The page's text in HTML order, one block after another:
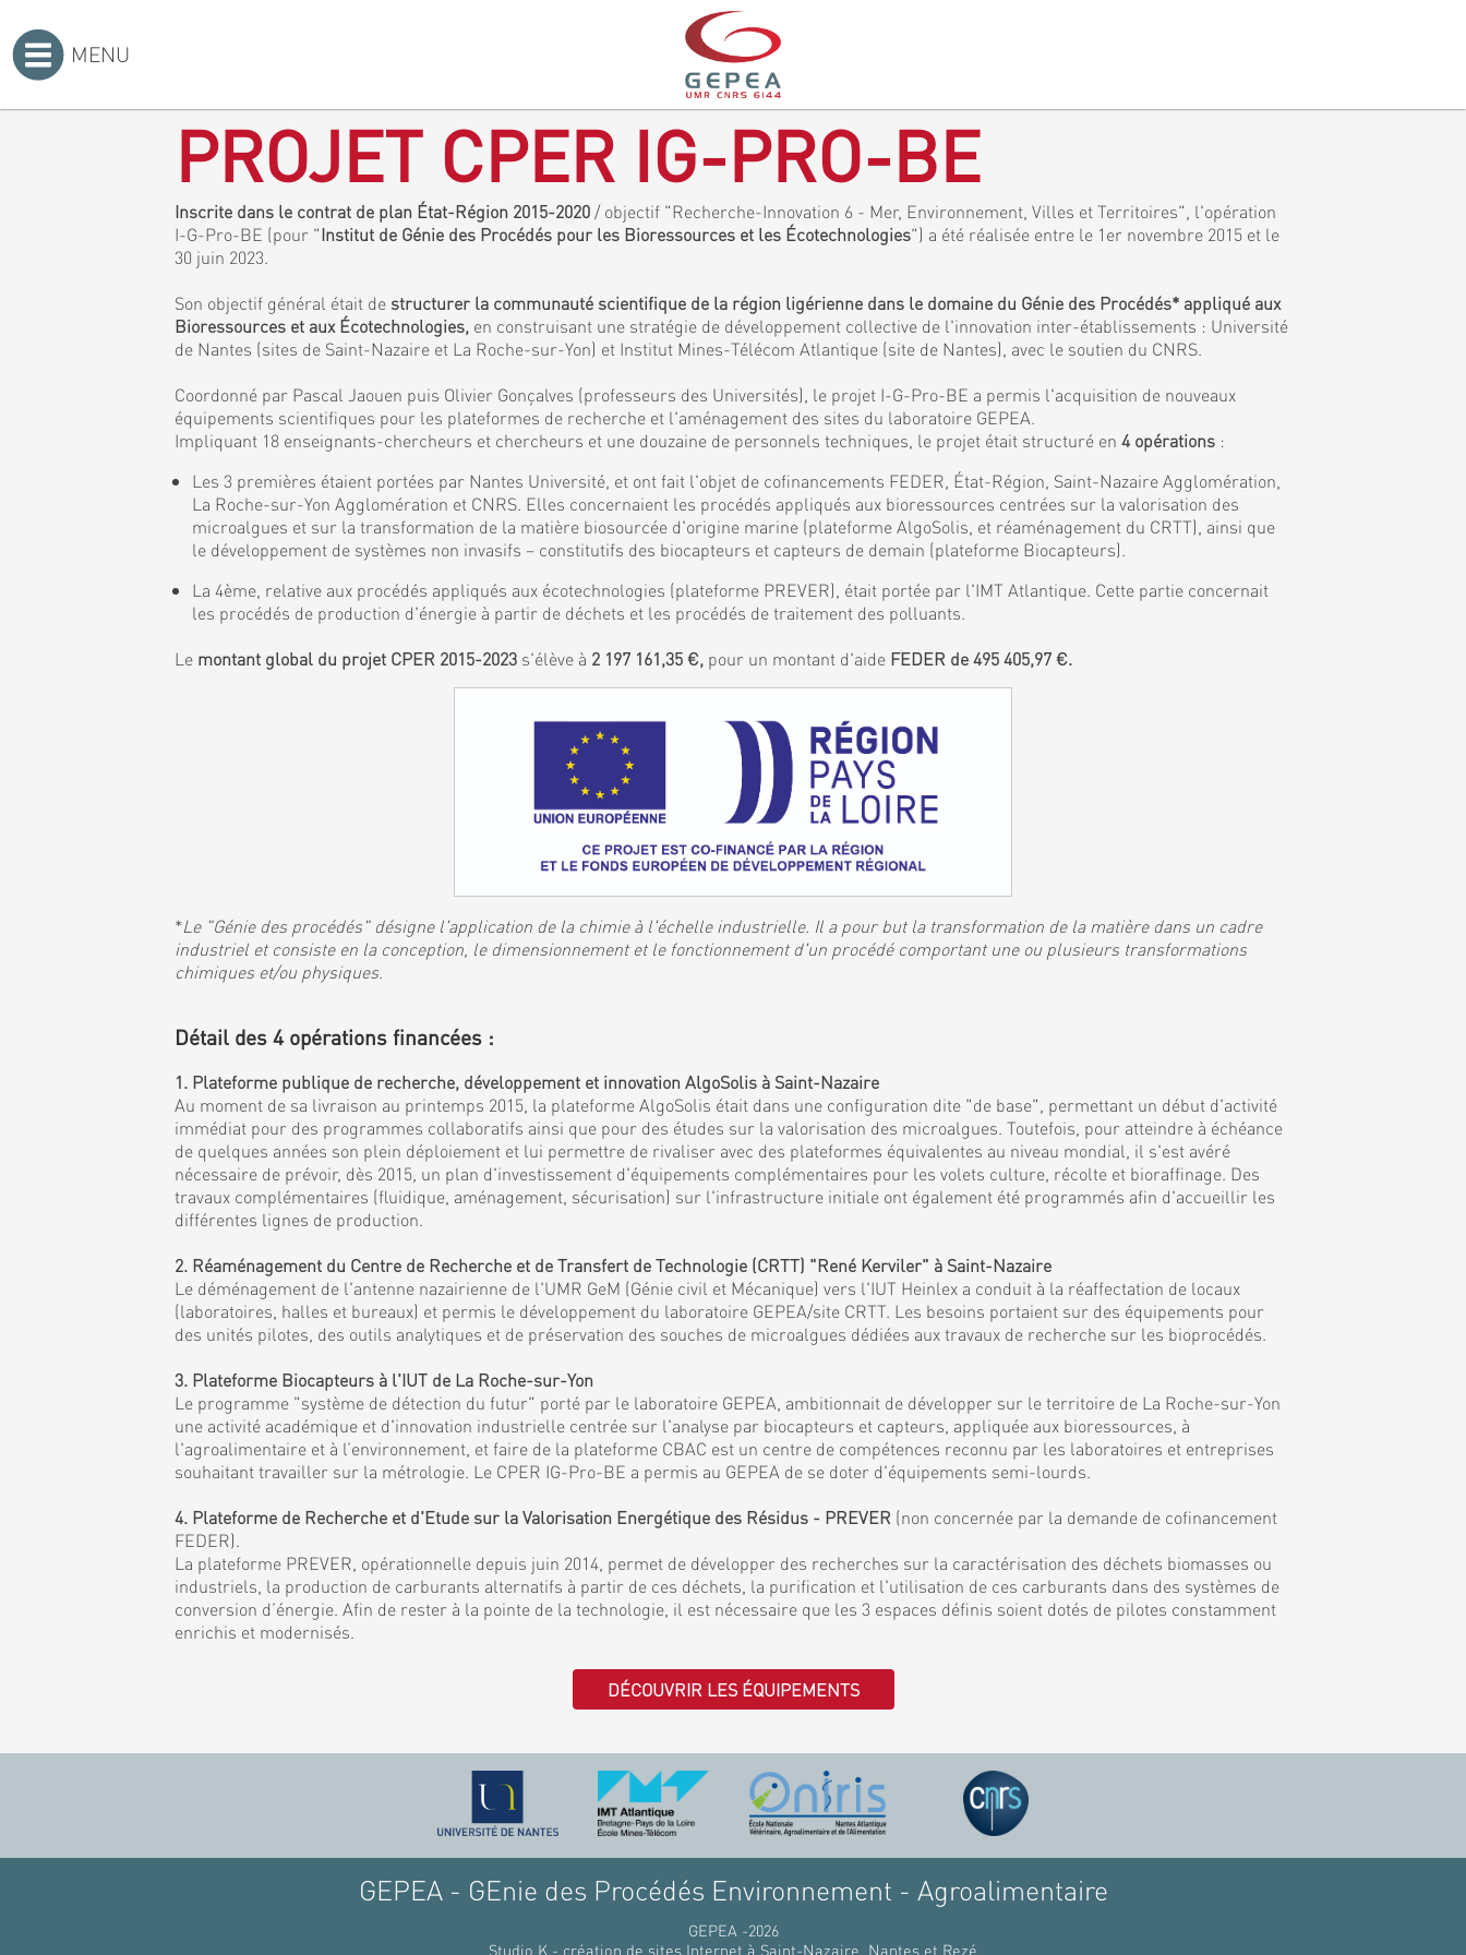
MENU
PROJET CPER IG-PRO-BE
Inscrite dans le contrat de plan État-Région 2015-2020 / objectif "Recherche-Innovation 6 - Mer, Environnement, Villes et Territoires", l'opération
I-G-Pro-BE (pour "Institut de Génie des Procédés pour les Bioressources et les Écotechnologies") a été réalisée entre le 1er novembre 2015 et le
30 juin 2023.
Son objectif général était de structurer la communauté scientifique de la région ligérienne dans le domaine du Génie des Procédés* appliqué aux
Bioressources et aux Écotechnologies, en construisant une stratégie de développement collective de l'innovation inter-établissements : Université
de Nantes (sites de Saint-Nazaire et La Roche-sur-Yon) et Institut Mines-Télécom Atlantique (site de Nantes), avec le soutien du CNRS.
Coordonné par Pascal Jaouen puis Olivier Gonçalves (professeurs des Universités), le projet I-G-Pro-BE a permis l'acquisition de nouveaux
équipements scientifiques pour les plateformes de recherche et l'aménagement des sites du laboratoire GEPEA.
Impliquant 18 enseignants-chercheurs et chercheurs et une douzaine de personnels techniques, le projet était structuré en 4 opérations :
Les 3 premières étaient portées par Nantes Université, et ont fait l'objet de cofinancements FEDER, État-Région, Saint-Nazaire Agglomération,
La Roche-sur-Yon Agglomération et CNRS. Elles concernaient les procédés appliqués aux bioressources centrées sur la valorisation des
microalgues et sur la transformation de la matière biosourcée d'origine marine (plateforme AlgoSolis, et réaménagement du CRTT), ainsi que
le développement de systèmes non invasifs – constitutifs des biocapteurs et capteurs de demain (plateforme Biocapteurs).
La 4ème, relative aux procédés appliqués aux écotechnologies (plateforme PREVER), était portée par l'IMT Atlantique. Cette partie concernait
les procédés de production d'énergie à partir de déchets et les procédés de traitement des polluants.
Le montant global du projet CPER 2015-2023 s'élève à 2 197 161,35 €, pour un montant d'aide FEDER de 495 405,97 €.
*Le "Génie des procédés" désigne l'application de la chimie à l'échelle industrielle. Il a pour but la transformation de la matière dans un cadre
industriel et consiste en la conception, le dimensionnement et le fonctionnement d'un procédé comportant une ou plusieurs transformations
chimiques et/ou physiques.
Détail des 4 opérations financées :
1. Plateforme publique de recherche, développement et innovation AlgoSolis à Saint-Nazaire
Au moment de sa livraison au printemps 2015, la plateforme AlgoSolis était dans une configuration dite "de base", permettant un début d'activité
immédiat pour des programmes collaboratifs ainsi que pour des études sur la valorisation des microalgues. Toutefois, pour atteindre à échéance
de quelques années son plein déploiement et lui permettre de rivaliser avec des plateformes équivalentes au niveau mondial, il s'est avéré
nécessaire de prévoir, dès 2015, un plan d'investissement d'équipements complémentaires pour les volets culture, récolte et bioraffinage. Des
travaux complémentaires (fluidique, aménagement, sécurisation) sur l'infrastructure initiale ont également été programmés afin d'accueillir les
différentes lignes de production.
2. Réaménagement du Centre de Recherche et de Transfert de Technologie (CRTT) "René Kerviler" à Saint-Nazaire
Le déménagement de l'antenne nazairienne de l'UMR GeM (Génie civil et Mécanique) vers l'IUT Heinlex a conduit à la réaffectation de locaux
(laboratoires, halles et bureaux) et permis le développement du laboratoire GEPEA/site CRTT. Les besoins portaient sur des équipements pour
des unités pilotes, des outils analytiques et de préservation des souches de microalgues dédiées aux travaux de recherche sur les bioprocédés.
3. Plateforme Biocapteurs à l'IUT de La Roche-sur-Yon
Le programme "système de détection du futur" porté par le laboratoire GEPEA, ambitionnait de développer sur le territoire de La Roche-sur-Yon
une activité académique et d'innovation industrielle centrée sur l'analyse par biocapteurs et capteurs, appliquée aux bioressources, à
l'agroalimentaire et à l’environnement, et faire de la plateforme CBAC est un centre de compétences reconnu par les laboratoires et entreprises
souhaitant travailler sur la métrologie. Le CPER IG-Pro-BE a permis au GEPEA de se doter d'équipements semi-lourds.
4. Plateforme de Recherche et d'Etude sur la Valorisation Energétique des Résidus - PREVER (non concernée par la demande de cofinancement
FEDER).
La plateforme PREVER, opérationnelle depuis juin 2014, permet de développer des recherches sur la caractérisation des déchets biomasses ou
industriels, la production de carburants alternatifs à partir de ces déchets, la purification et l'utilisation de ces carburants dans des systèmes de
conversion d’énergie. Afin de rester à la pointe de la technologie, il est nécessaire que les 3 espaces définis soient dotés de pilotes constamment
enrichis et modernisés.
DÉCOUVRIR LES ÉQUIPEMENTS
GEPEA - GEnie des Procédés Environnement - Agroalimentaire
GEPEA -2026
Studio K - création de sites Internet à Saint-Nazaire, Nantes et Rezé